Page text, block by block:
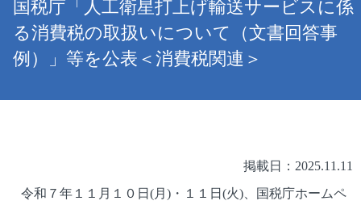
国税庁「人工衛星打上げ輸送サービスに係
る消費税の取扱いについて（文書回答事
例）」等を公表＜消費税関連＞
掲載日：2025.11.11
令和７年１１月１０日(月)・１１日(火)、国税庁ホームペ